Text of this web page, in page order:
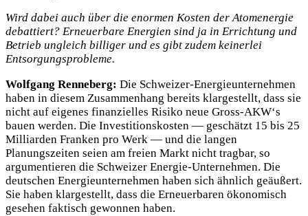
Wird dabei auch über die enormen Kosten der Atomenergie
debattiert? Erneuerbare Energien sind ja in Errichtung und
Betrieb ungleich billiger und es gibt zudem keinerlei
Entsorgungsprobleme.
Wolfgang Renneberg: Die Schweizer-Energieunternehmen
haben in diesem Zusammenhang bereits klargestellt, dass sie
nicht auf eigenes finanzielles Risiko neue Gross-AKW‘s
bauen werden. Die Investitionskosten — geschätzt 15 bis 25
Milliarden Franken pro Werk — und die langen
Planungszeiten seien am freien Markt nicht tragbar, so
argumentieren die Schweizer Energie-Unternehmen. Die
deutschen Energieunternehmen haben sich ähnlich geäußert.
Sie haben klargestellt, dass die Erneuerbaren ökonomisch
gesehen faktisch gewonnen haben.